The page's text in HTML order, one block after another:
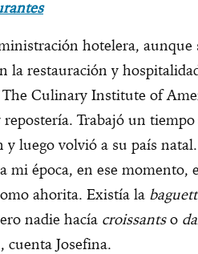
hotelera, aunque
la restauración y
Culinary Institute of
repostería. Trabajó un
y luego volvió a su país
mi época, en ese momento,
ahorita. Existía la
nadie hacía croissantso
cuenta Josefina.